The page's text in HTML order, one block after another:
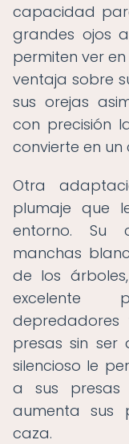
capacidad
grandes ojos
permiten ver
ventaja sobre
sus orejas
con precisión
convierte en un
Otra
plumaje que
entorno. Su
manchas
de los
excelente
presas sin ser
silencioso le
a sus presas
aumenta sus
caza.